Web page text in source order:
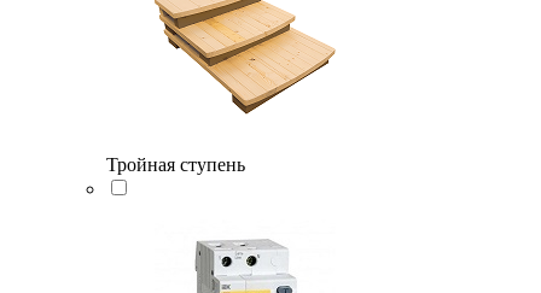
Тройная ступень